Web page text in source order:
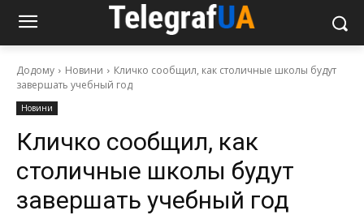
Додому Новини
Кличко сообщил, как столичные школы будут
завершать учебный год
Новини
Кличко сообщил, как
столичные школы будут
завершать учебный год